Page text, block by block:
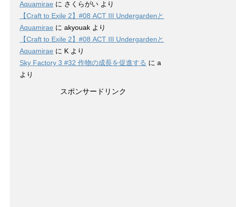
Aquamirae に さくらがい より
【Craft to Exile 2】#08 ACT III Undergardenと
Aquamirae に akyouak より
【Craft to Exile 2】#08 ACT III Undergardenと
Aquamirae に K より
Sky Factory 3 #32 作物の成長を促進する に a
より
スポンサードリンク